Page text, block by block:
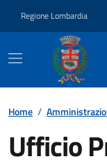
Regione Lombardia
Dettagli
Home /
Ufficio